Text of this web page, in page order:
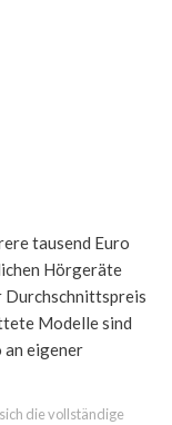
tausend Euro
Hörgeräte
Durchschnittspreis
Modelle sind
an eigener
sich die vollständige